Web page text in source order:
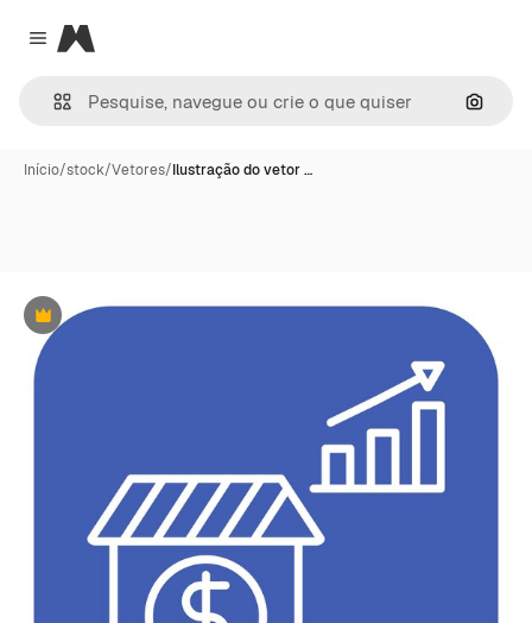
Close menu
Magnific
Início/stock/Vetores/Ilustração do vetor …
Premium